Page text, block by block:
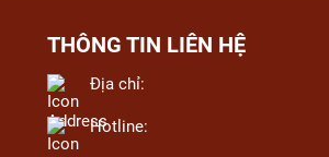
THÔNG TIN LIÊN HỆ
Địa chỉ:
Hotline: